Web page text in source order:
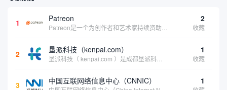
1 Patreon 2
收藏
2 垦派科技（kenpai.com） 1
收藏
3 中国互联网络信息中心（CNNIC） 1